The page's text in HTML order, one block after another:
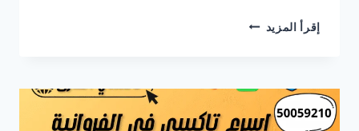
إقرأ المزيد رقم
الكبير
تكسي